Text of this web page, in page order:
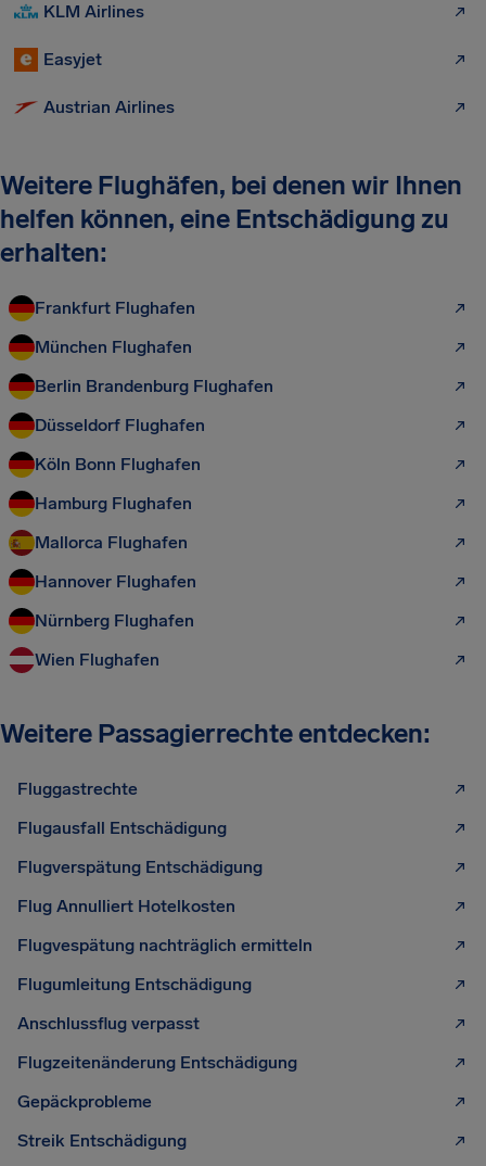
KLM Airlines
Easyjet
Austrian Airlines
Weitere Flughäfen, bei denen wir Ihnen
helfen können, eine Entschädigung zu
erhalten:
Frankfurt Flughafen
München Flughafen
Berlin Brandenburg Flughafen
Düsseldorf Flughafen
Köln Bonn Flughafen
Hamburg Flughafen
Mallorca Flughafen
Hannover Flughafen
Nürnberg Flughafen
Wien Flughafen
Weitere Passagierrechte entdecken:
Fluggastrechte
Flugausfall Entschädigung
Flugverspätung Entschädigung
Flug Annulliert Hotelkosten
Flugvespätung nachträglich ermitteln
Flugumleitung Entschädigung
Anschlussflug verpasst
Flugzeitenänderung Entschädigung
Gepäckprobleme
Streik Entschädigung